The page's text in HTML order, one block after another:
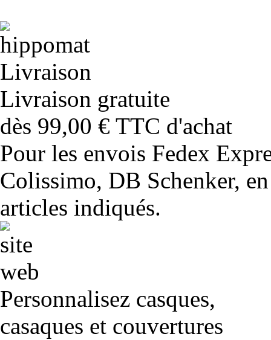
Livraison gratuite
dès 99,00 € TTC d'achat
Pour les envois Fedex
Colissimo, DB Schenker,
articles indiqués.
Personnalisez casques,
casaques et couvertures